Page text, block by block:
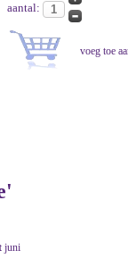
aantal:
juni